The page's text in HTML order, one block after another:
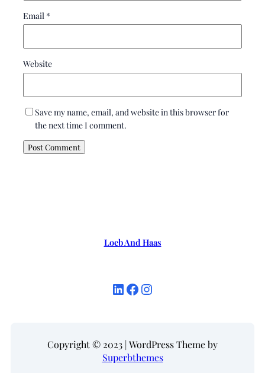
Email *
Website
Save my name, email, and website in this browser for
the next time I comment.
Loeb And Haas
LinkedIn Facebook Instagram
Copyright © 2023 | WordPress Theme by
Superbthemes